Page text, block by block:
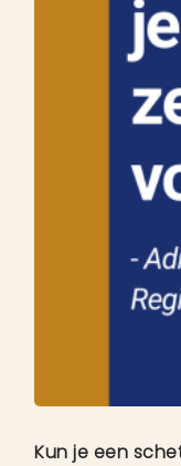
Kun je een